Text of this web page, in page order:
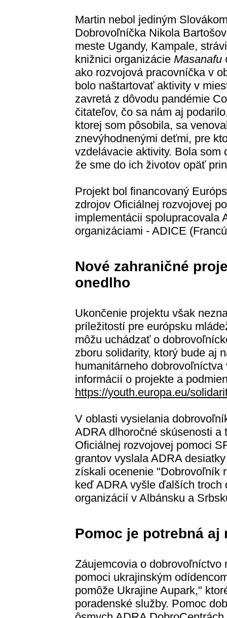
Martin nebol jediným
Dobrovoľníčka Nikola
meste Ugandy, Kampale,
knižnici organizácie Masanafu
ako rozvojová pracovníčka v
bolo naštartovať aktivity v
zavretá z dôvodu pandémie
čitateľov, čo sa nám aj
ktorej som pôsobila, sa
znevýhodnenými deťmi, pre
vzdelávacie aktivity. Bola
že sme do ich životov opäť
Projekt bol financovaný
zdrojov Oficiálnej rozvojovej
implementácii spolupracovala
organizáciami - ADICE
Nové zahraničné
onedlho
Ukončenie projektu však
príležitostí pre európsku
môžu uchádzať o
zboru solidarity, ktorý bude aj
humanitárneho
informácií o projekte a
https://youth.europa.eu/
V oblasti vysielania
ADRA dlhoročné skúsenosti a
Oficiálnej rozvojovej pomoci
grantov vyslala ADRA
získali ocenenie "Dobrovoľník
keď ADRA vyšle ďalších troch
organizácií v Albánsku a
Pomoc je potrebná aj
Záujemcovia o
pomoci ukrajinským
pomôže Ukrajine Aupark,"
poradenské služby. Pomoc